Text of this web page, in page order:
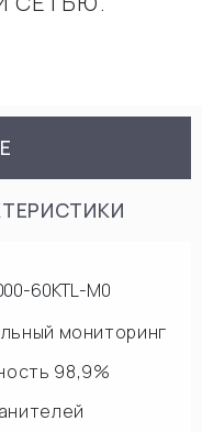
60KTL-M0
мониторинг
98,9%